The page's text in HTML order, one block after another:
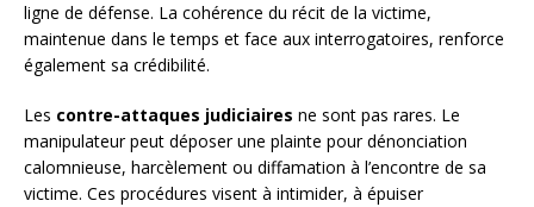
ligne de défense. La cohérence du récit de la victime,
maintenue dans le temps et face aux interrogatoires, renforce
également sa crédibilité.
Les contre-attaques judiciaires ne sont pas rares. Le
manipulateur peut déposer une plainte pour dénonciation
calomnieuse, harcèlement ou diffamation à l’encontre de sa
victime. Ces procédures visent à intimider, à épuiser